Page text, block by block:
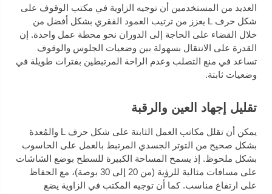
العديد من المستخدمين أن توجيه الزاوية في مكتب الوقوف على
شكل حرف L يعزز من ترتيب العمود الفقري بشكل أفضل من
خلال القضاء على الحاجة إلى الدوران نحو محطة عمل واحدة. إن
القدرة على الانتقال بسهولة بين وضعيات الجلوس والوقوف
تساعد في منع التصلب وعدم الراحة المرتبطين بفترات طويلة في
وضعيات ثابتة.
تقليل إجهاد العين والرقبة
يمكن أن تقلل مكاتب العمل الثابتة على شكل حرف L والمُعدة
بشكل صحيح من التوتر الجسدي المرتبط بالعمل على الحاسوب
بشكل ملحوظ. إذ يسمح المساحة الكبيرة للسطح بوضع الشاشات
على مسافات مثالية للرؤية (من 20 إلى 30 بوصة)، مع الحفاظ
على ارتفاع مناسب. كما أن توجيه المكتب في الزاوية يضع